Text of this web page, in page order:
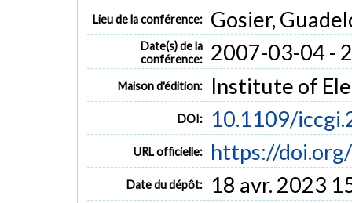
Lieu de la conférence: Gosier,
Date(s) de la
conférence:
2007-03-04 -
Maison d'édition: Institute of
DOI: 10.1109/
URL officielle: https://
Date du dépôt: 18 avr. 2023